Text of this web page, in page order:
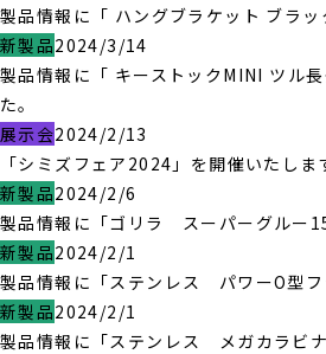
製品情報に「 ハングブラケット ブラッ
新製品2024/3/14
製品情報に「 キーストックMINI ツル
た。
展示会2024/2/13
「シミズフェア2024」を開催いたしま
新製品2024/2/6
製品情報に「ゴリラ スーパーグルー
新製品2024/2/1
製品情報に「ステンレス パワーO型フ
新製品2024/2/1
製品情報に「ステンレス メガカラビナ